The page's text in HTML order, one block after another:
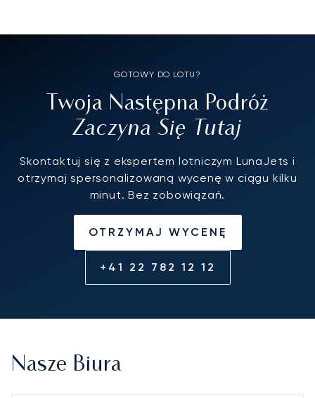
GOTOWY DO LOTU?
Twoja Następna Podróż
Zaczyna Się Tutaj
Skontaktuj się z ekspertem lotniczym LunaJets i
otrzymaj spersonalizowaną wycenę w ciągu kilku
minut. Bez zobowiązań.
OTRZYMAJ WYCENĘ
+41 22 782 12 12
Nasze Biura